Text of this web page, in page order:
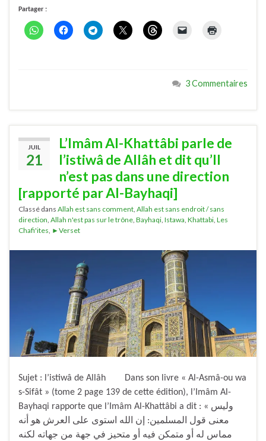
Partager :
3 Commentaires
JUIL
21
L’Imâm Al-Khattâbi parle de
l’istiwâ de Allâh et dit qu’Il
n’est pas dans une direction
[rapporté par Al-Bayhaqi]
Classé dans Allah est sans comment, Allah est sans endroit / sans
direction, Allah n'est pas sur le trône, Bayhaqi, Istawa, Khattabi, Les
Chafi'ites, ►Verset
Sujet : l’istiwâ de Allâh Dans son livre « Al-Asmâ-ou wa
s-Sifât » (tome 2 page 139 de cette édition), l’Imâm Al-
Bayhaqi rapporte que l’Imâm Al-Khattâbi a dit : « وليس
معنى قول المسلمين: إن الله استوى على العرش هو أنه
مماس له أو متمكن فيه أو متحيز في جهة من جهاته لكنه